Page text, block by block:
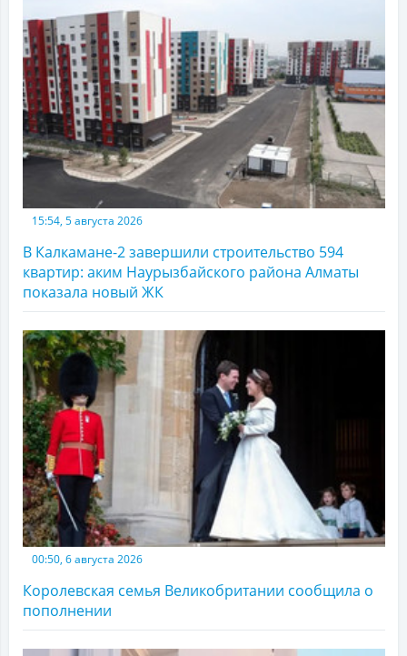
15:54, 5 августа 2026
В Калкамане-2 завершили строительство 594
квартир: аким Наурызбайского района Алматы
показала новый ЖК
00:50, 6 августа 2026
Королевская семья Великобритании сообщила о
пополнении